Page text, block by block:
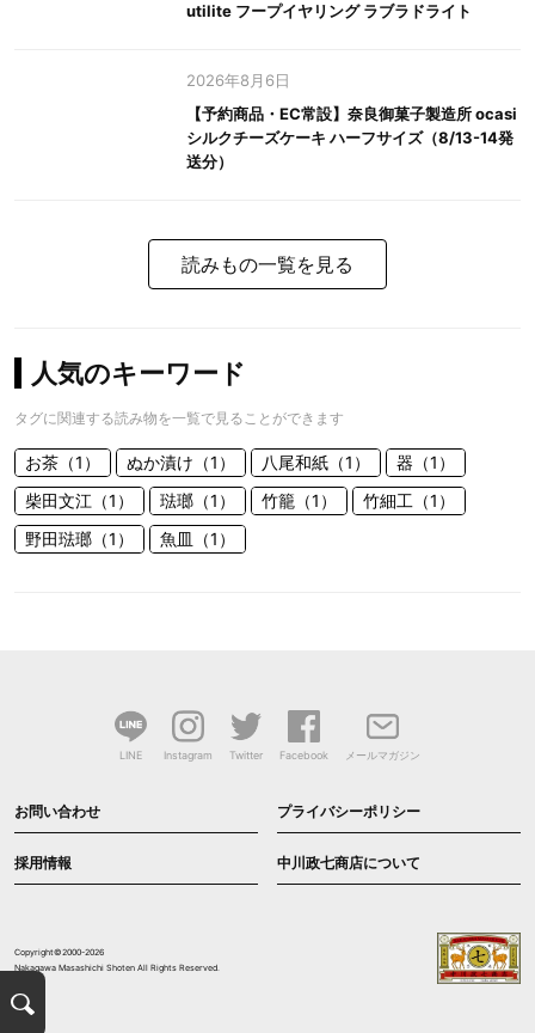
utilite フープイヤリング ラブラドライト
2026年8月6日
【予約商品・EC常設】奈良御菓子製造所 ocasi
シルクチーズケーキ ハーフサイズ（8/13-14発
送分）
読みもの一覧を見る
人気のキーワード
タグに関連する読み物を一覧で見ることができます
お茶（1） ぬか漬け（1） 八尾和紙（1）
器（1）
柴田文江（1）
琺瑯（1） 竹籠（1）
竹細工（1）
野田琺瑯（1）
魚皿（1）
LINE Instagram Twitter Facebook メールマガジン
お問い合わせ プライバシーポリシー
採用情報 中川政七商店について
Copyright©2000-2026
Nakagawa Masashichi Shoten All Rights Reserved.
検